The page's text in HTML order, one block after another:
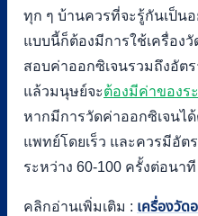
ทุก ๆ บ้านควรที่จะรู้กันเป็น
แบบนี้ก็ต้องมีการใช้เครื่อง
สอบค่าออกซิเจนรวมถึงอัต
แล้วมนุษย์จะต้องมีค่าของร
หากมีการวัดค่าออกซิเจนไ
แพทย์โดยเร็ว และควรมีอัต
ระหว่าง 60-100 ครั้งต่อนาที
คลิกอ่านเพิ่มเติม : เครื่องวัด